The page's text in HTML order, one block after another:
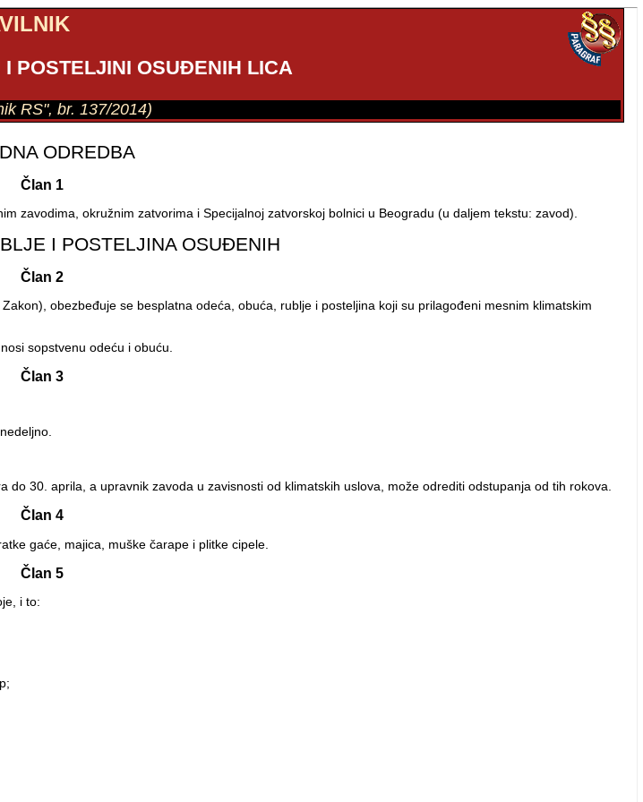
POSTELJINI OSUĐENIH LICA
RS", br. 137/2014)
ODREDBA
Član 1
zavodima, okružnim zatvorima i Specijalnoj zatvorskoj bolnici u Beogradu (u daljem tekstu: zavod).
I POSTELJINA OSUĐENIH
Član 2
obezbeđuje se besplatna odeća, obuća, rublje i posteljina koji su prilagođeni mesnim klimatskim
sopstvenu odeću i obuću.
Član 3
30. aprila, a upravnik zavoda u zavisnosti od klimatskih uslova, može odrediti odstupanja od tih rokova.
Član 4
gaće, majica, muške čarape i plitke cipele.
Član 5
i to: